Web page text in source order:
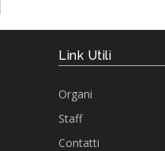
Link Utili
Organi
Staff
Contatti